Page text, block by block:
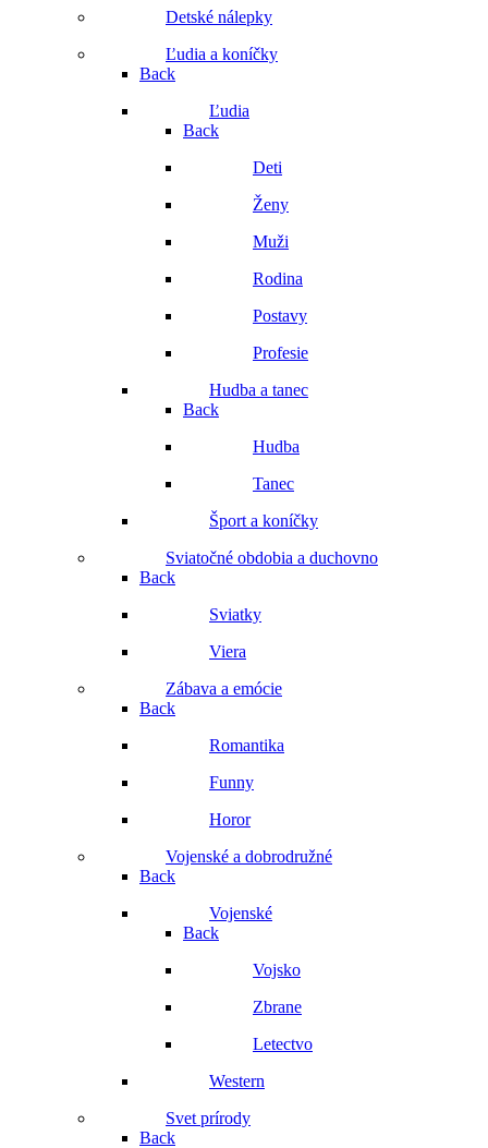
Detské nálepky
Ľudia a koníčky
Back
Ľudia
Back
Deti
Ženy
Muži
Rodina
Postavy
Profesie
Hudba a tanec
Back
Hudba
Tanec
Šport a koníčky
Sviatočné obdobia a duchovno
Back
Sviatky
Viera
Zábava a emócie
Back
Romantika
Funny
Horor
Vojenské a dobrodružné
Back
Vojenské
Back
Vojsko
Zbrane
Letectvo
Western
Svet prírody
Back